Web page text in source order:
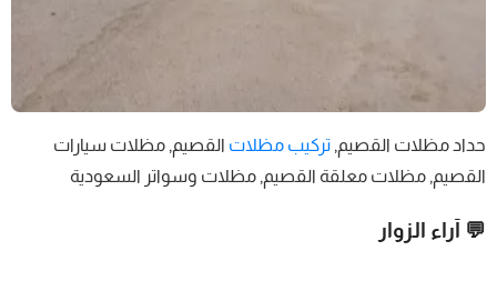
حداد مظلات القصيم, تركيب مظلات القصيم, مظلات سيارات
القصيم, مظلات معلقة القصيم, مظلات وسواتر السعودية
💬 آراء الزوار